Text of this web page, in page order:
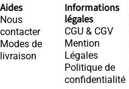
Aides
Nous
contacter
Modes de
livraison
Informations
légales
CGU & CGV
Mention
Légales
Politique de
confidentialité